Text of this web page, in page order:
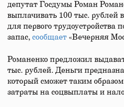
депутат Госдумы Роман
выплачивать 100 тыс. рублей
для первого трудоустройства
запас, сообщает «Вечерняя
Романенко предложил
тыс. рублей. Деньги
который сможет таким
затраты на соцвыплаты и